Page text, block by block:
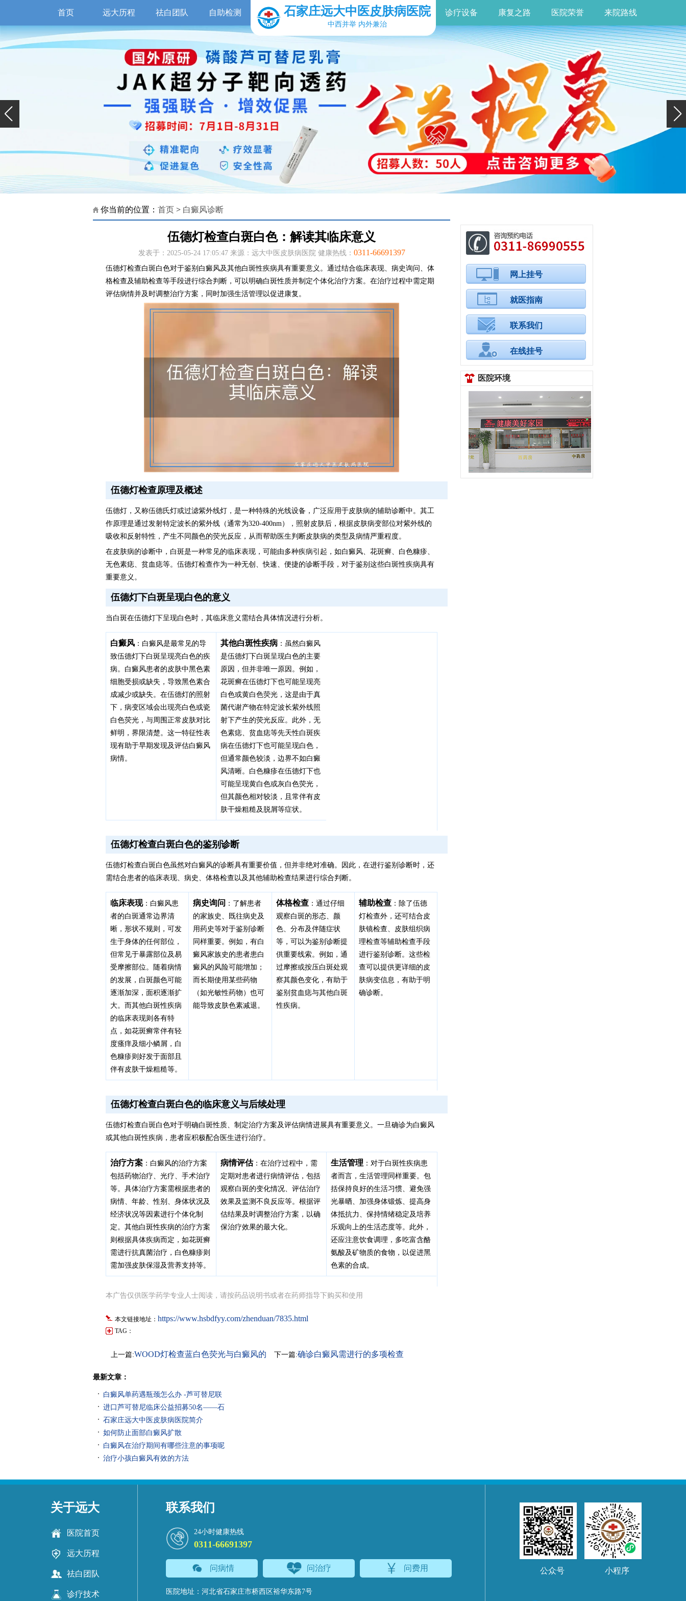
首页 远大历程 祛白团队 自助检测 石家庄远大中医皮肤病医院
中西并举 内外兼治
诊疗设备 康复之路 医院荣誉 来院路线
你当前的位置： 首页 > 白癜风诊断
伍德灯检查白斑白色：解读其临床意义
发表于：2025-05-24 17:05:47 来源：远大中医皮肤病医院 健康热线： 0311-66691397
伍德灯检查白斑白色对于鉴别白癜风及其他白斑性疾病具有重要意义。通过结合临床表现、病史询问、体
格检查及辅助检查等手段进行综合判断，可以明确白斑性质并制定个体化治疗方案。在治疗过程中需定期
评估病情并及时调整治疗方案，同时加强生活管理以促进康复。
伍德灯检查原理及概述
伍德灯，又称伍德氏灯或过滤紫外线灯，是一种特殊的光线设备，广泛应用于皮肤病的辅助诊断中。其工
作原理是通过发射特定波长的紫外线（通常为320-400nm），照射皮肤后，根据皮肤病变部位对紫外线的
吸收和反射特性，产生不同颜色的荧光反应，从而帮助医生判断皮肤病的类型及病情严重程度。
在皮肤病的诊断中，白斑是一种常见的临床表现，可能由多种疾病引起，如白癜风、花斑癣、白色糠疹、
无色素痣、贫血痣等。伍德灯检查作为一种无创、快速、便捷的诊断手段，对于鉴别这些白斑性疾病具有
重要意义。
伍德灯下白斑呈现白色的意义
当白斑在伍德灯下呈现白色时，其临床意义需结合具体情况进行分析。
白癜风 ：白癜风是最常见的导
致伍德灯下白斑呈现亮白色的疾
病。白癜风患者的皮肤中黑色素
细胞受损或缺失，导致黑色素合
成减少或缺失。在伍德灯的照射
下，病变区域会出现亮白色或瓷
白色荧光，与周围正常皮肤对比
鲜明，界限清楚。这一特征性表
现有助于早期发现及评估白癜风
病情。
其他白斑性疾病 ：虽然白癜风
是伍德灯下白斑呈现白色的主要
原因，但并非唯一原因。例如，
花斑癣在伍德灯下也可能呈现亮
白色或黄白色荧光，这是由于真
菌代谢产物在特定波长紫外线照
射下产生的荧光反应。此外，无
色素痣、贫血痣等先天性白斑疾
病在伍德灯下也可能呈现白色，
但通常颜色较淡，边界不如白癜
风清晰。白色糠疹在伍德灯下也
可能呈现黄白色或灰白色荧光，
但其颜色相对较淡，且常伴有皮
肤干燥粗糙及脱屑等症状。
伍德灯检查白斑白色的鉴别诊断
伍德灯检查白斑白色虽然对白癜风的诊断具有重要价值，但并非绝对准确。因此，在进行鉴别诊断时，还
需结合患者的临床表现、病史、体格检查以及其他辅助检查结果进行综合判断。
临床表现：白癜风患
者的白斑通常边界清
晰，形状不规则，可发
生于身体的任何部位，
但常见于暴露部位及易
受摩擦部位。随着病情
的发展，白斑颜色可能
逐渐加深，面积逐渐扩
大。而其他白斑性疾病
的临床表现则各有特
点，如花斑癣常伴有轻
度瘙痒及细小鳞屑，白
色糠疹则好发于面部且
伴有皮肤干燥粗糙等。
病史询问
：了解患者
的家族史、既往病史及
用药史等对于鉴别诊断
同样重要。例如，有白
癜风家族史的患者患白
癜风的风险可能增加；
而长期使用某些药物
（如光敏性药物）也可
能导致皮肤色素减退。
体格检查：通过仔细
观察白斑的形态、颜
色、分布及伴随症状
等，可以为鉴别诊断提
供重要线索。例如，通
过摩擦或按压白斑处观
察其颜色变化，有助于
鉴别贫血痣与其他白斑
性疾病。
辅助检查：除了伍德
灯检查外，还可结合皮
肤镜检查、皮肤组织病
理检查等辅助检查手段
进行鉴别诊断。这些检
查可以提供更详细的皮
肤病变信息，有助于明
确诊断。
伍德灯检查白斑白色的临床意义与后续处理
伍德灯检查白斑白色对于明确白斑性质、制定治疗方案及评估病情进展具有重要意义。一旦确诊为白癜风
或其他白斑性疾病，患者应积极配合医生进行治疗。
治疗方案 ：白癜风的治疗方案
包括药物治疗、光疗、手术治疗
等。具体治疗方案需根据患者的
病情、年龄、性别、身体状况及
经济状况等因素进行个体化制
定。其他白斑性疾病的治疗方案
则根据具体疾病而定，如花斑癣
需进行抗真菌治疗，白色糠疹则
需加强皮肤保湿及营养支持等。
病情评估：在治疗过程中，需
定期对患者进行病情评估，包括
观察白斑的变化情况、评估治疗
效果及监测不良反应等。根据评
估结果及时调整治疗方案，以确
保治疗效果的最大化。
生活管理 ：对于白斑性疾病患
者而言，生活管理同样重要。包
括保持良好的生活习惯、避免强
光暴晒、加强身体锻炼、提高身
体抵抗力、保持情绪稳定及培养
乐观向上的生活态度等。此外，
还应注意饮食调理，多吃富含酪
氨酸及矿物质的食物，以促进黑
色素的合成。
本广告仅供医学药学专业人士阅读，请按药品说明书或者在药师指导下购买和使用
本文链接地址： https://www.hsbdfyy.com/zhenduan/7835.html
TAG：
上一篇:WOOD灯检查蓝白色荧光与白癜风的
下一篇:确诊白癜风需进行的多项检查
最新文章：
白癜风单药遇瓶颈怎么办 -芦可替尼联
进口芦可替尼临床公益招募50名——石
石家庄远大中医皮肤病医院简介
如何防止面部白癜风扩散
白癜风在治疗期间有哪些注意的事项呢
治疗小孩白癜风有效的方法
网上挂号
就医指南
联系我们
在线挂号
医院环境
关于远大
医院首页
远大历程
祛白团队
诊疗技术
联系我们
24小时健康热线
0311-66691397
问病情 问治疗 问费用
医院地址：河北省石家庄市桥西区裕华东路7号
公众号 小程序